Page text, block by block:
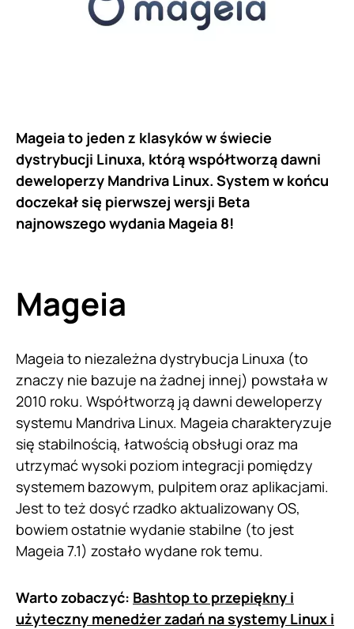
Mageia to jeden z klasyków w świecie
dystrybucji Linuxa, którą współtworzą dawni
deweloperzy Mandriva Linux. System w końcu
doczekał się pierwszej wersji Beta
najnowszego wydania Mageia 8!
Mageia
Mageia to niezależna dystrybucja Linuxa (to
znaczy nie bazuje na żadnej innej) powstała w
2010 roku. Współtworzą ją dawni deweloperzy
systemu Mandriva Linux. Mageia charakteryzuje
się stabilnością, łatwością obsługi oraz ma
utrzymać wysoki poziom integracji pomiędzy
systemem bazowym, pulpitem oraz aplikacjami.
Jest to też dosyć rzadko aktualizowany OS,
bowiem ostatnie wydanie stabilne (to jest
Mageia 7.1) zostało wydane rok temu.
Warto zobaczyć: Bashtop to przepiękny i
użyteczny menedżer zadań na systemy Linux i